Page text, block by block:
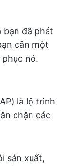
bạn đã phát
cần một
nó.
là lộ trình
chặn các
sản xuất,